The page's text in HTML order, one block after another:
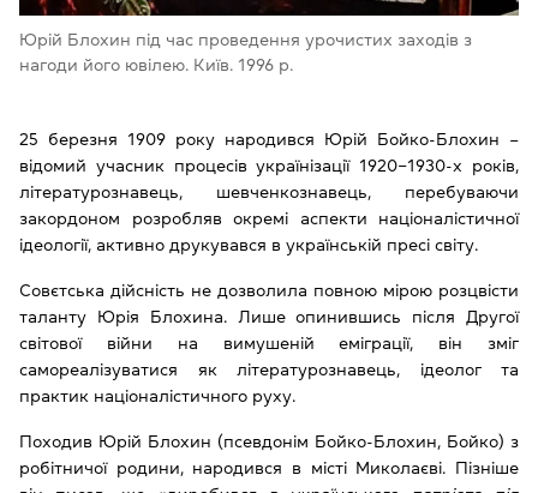
Юрій Блохин під час проведення урочистих заходів з
нагоди його ювілею. Київ. 1996 р.
25 березня 1909 року народився Юрій Бойко-Блохин –
відомий учасник процесів українізації 1920‒1930-х років,
літературознавець, шевченкознавець, перебуваючи
закордоном розробляв окремі аспекти націоналістичної
ідеології, активно друкувався в українській пресі світу.
Совєтська дійсність не дозволила повною мірою розцвісти
таланту Юрія Блохина. Лише опинившись після Другої
світової війни на вимушеній еміграції, він зміг
самореалізуватися як літературознавець, ідеолог та
практик націоналістичного руху.
Походив Юрій Блохин (псевдонім Бойко-Блохин, Бойко) з
робітничої родини, народився в місті Миколаєві. Пізніше